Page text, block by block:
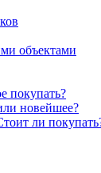
объектами
покупать?
новейшее?
ли